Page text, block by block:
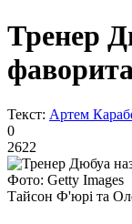
Тренер
Текст: Артем
0
2622
Фото: Getty Images
Тайсон Ф'юрі та